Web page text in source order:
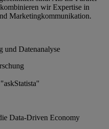
wir Expertise in
Marketingkommunikation.
und Datenanalyse
Data-Driven Economy